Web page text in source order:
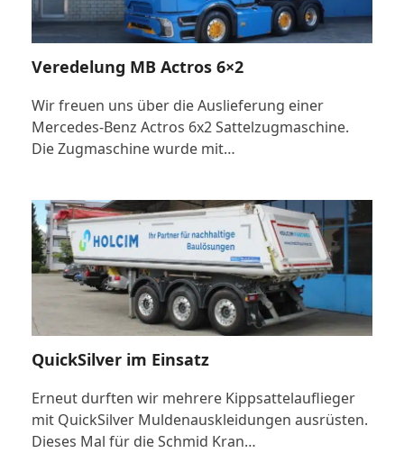
Veredelung MB Actros 6×2
Wir freuen uns über die Auslieferung einer
Mercedes-Benz Actros 6x2 Sattelzugmaschine.
Die Zugmaschine wurde mit…
QuickSilver im Einsatz
Erneut durften wir mehrere Kippsattelauflieger
mit QuickSilver Muldenauskleidungen ausrüsten.
Dieses Mal für die Schmid Kran…